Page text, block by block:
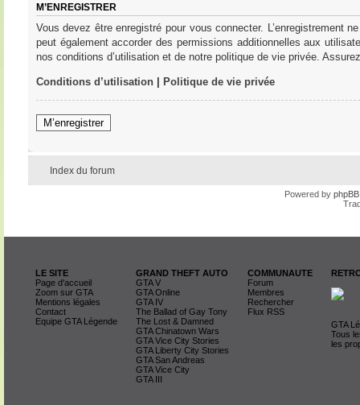
M’ENREGISTRER
Vous devez être enregistré pour vous connecter. L’enregistrement
peut également accorder des permissions additionnelles aux
nos conditions d’utilisation et de notre politique de vie privée.
Conditions d’utilisation| Politique de vie privée
M’enregistrer
Index du forum
Powered by phpBB
LE SITE
Page d'accueil
Zoom sur GTA
Mentions légales
Contact
Equipe GTA Légende
GRAND THEFT AUTO
GTA V
GTA Online
GTA IV
The Ballad of Gay Tony
The Lost & Damned
GTA Chinatown Wars
GTA Vice City Stories
GTA Liberty City Stories
GTA San Andreas
GTA Vice City
GTA III
COMMUNAUTE
Forum
Membres
Rechercher
Flux RSS
GTA
Tous
les